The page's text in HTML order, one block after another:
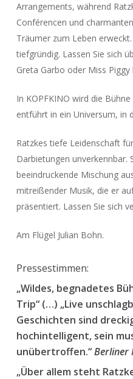
Arrangements, während
Conférencen und
Träumer zum Leben
tiefgründig. Lassen Sie sich
Greta Garbo oder Miss Piggy
In KOPFKINO wird die
entführt in ein Universum, in
Ratzkes tiefe Leidenschaft
Darbietungen unverkennbar.
beeindruckende Mischung
mitreißender Musik, die er
präsentiert. Lassen Sie sich
Am Flügel Julian Bohn.
Pressestimmen:
„Wildes, begnadetes
Trip“ (…) „Live
Geschichten sind
hochintelligent, sein
unübertroffen.“Berliner
„Über allem steht